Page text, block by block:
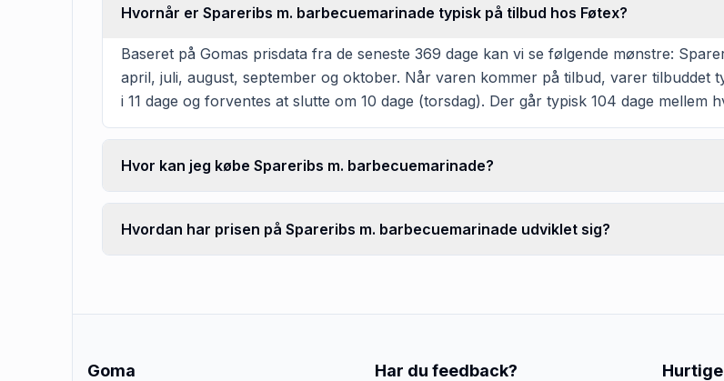
Hvornår er Spareribs m. barbecuemarinade typisk på tilbud hos Føtex?
Baseret på Gomas prisdata fra de seneste 369 dage kan vi se følgende mønstre:
april, juli, august, september og oktober. Når varen kommer på tilbud, varer
i 11 dage og forventes at slutte om 10 dage (torsdag). Der går typisk 104 dage mellem
Hvor kan jeg købe Spareribs m. barbecuemarinade?
Hvordan har prisen på Spareribs m. barbecuemarinade udviklet sig?
Goma Har du feedback?